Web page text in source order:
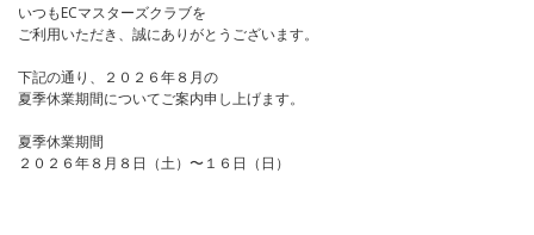
いつもECマスターズクラブを
ご利用いただき、誠にありがとうございます。
下記の通り、２０２６年８月の
夏季休業期間についてご案内申し上げます。
夏季休業期間
２０２６年８月８日（土）〜１６日（日）